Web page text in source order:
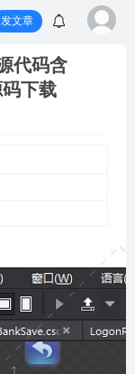
发文章
代码含
下载